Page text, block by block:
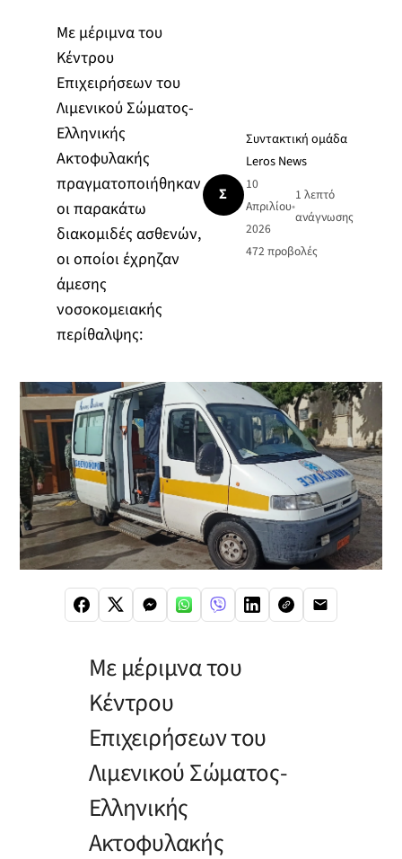
Με μέριμνα του
Κέντρου
Επιχειρήσεων του
Λιμενικού Σώματος-
Ελληνικής
Ακτοφυλακής
πραγματοποιήθηκαν
οι παρακάτω
διακομιδές ασθενών,
οι οποίοι έχρηζαν
άμεσης
νοσοκομειακής
περίθαλψης:
Σ
Συντακτική ομάδα
Leros News
10
Απριλίου
2026
•
1 λεπτό
ανάγνωσης
472 προβολές
Με μέριμνα του
Κέντρου
Επιχειρήσεων του
Λιμενικού Σώματος-
Ελληνικής
Ακτοφυλακής